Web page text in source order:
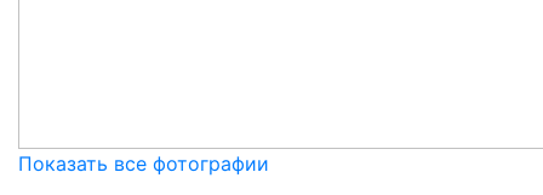
Показать все фотографии